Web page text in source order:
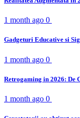
1 month ago 0
Gadgeturi Educative si
1 month ago 0
Retrogaming in 2026: De
1 month ago 0